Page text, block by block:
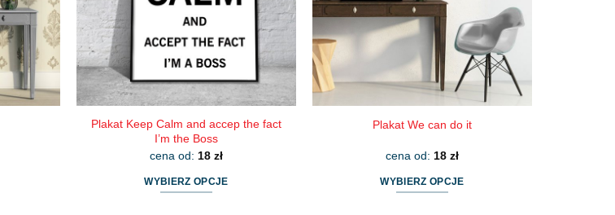
stronie
produktu
stronie
produktu
Plakat Keep Calm and accep the fact
I’m the Boss
cena od: 18 zł
WYBIERZ OPCJE
Plakat We can do it
cena od: 18 zł
WYBIERZ OPCJE